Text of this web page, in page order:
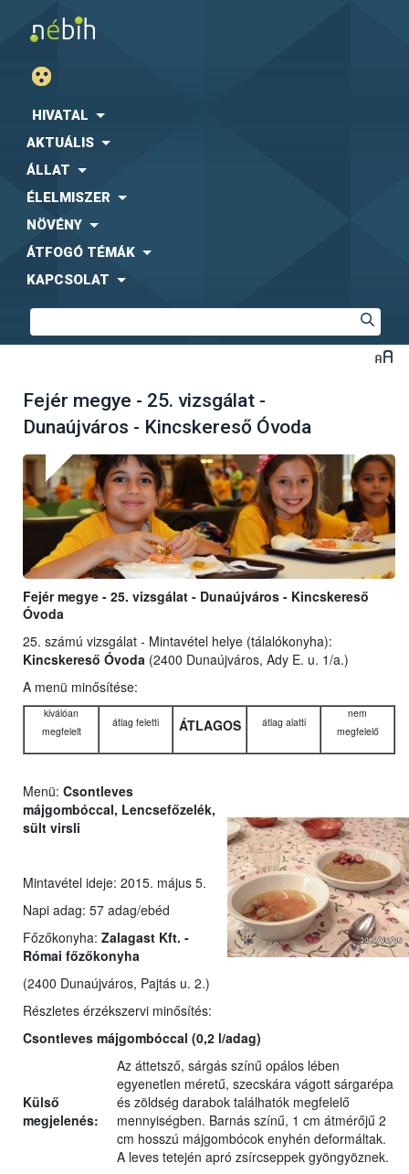
HIVATAL
AKTUÁLIS
ÁLLAT
ÉLELMISZER
NÖVÉNY
ÁTFOGÓ TÉMÁK
KAPCSOLAT
Fejér megye - 25. vizsgálat -
Dunaújváros - Kincskereső Óvoda
Fejér megye - 25. vizsgálat - Dunaújváros - Kincskereső
Óvoda
25. számú vizsgálat - Mintavétel helye (tálalókonyha):
Kincskereső Óvoda (2400 Dunaújváros, Ady E. u. 1/a.)
A menü minősítése:
kiválóan
megfelelt
átlag feletti ÁTLAGOS átlag alatti
nem
megfelelő
Menü: Csontleves
májgombóccal, Lencsefőzelék,
sült virsli
Mintavétel ideje: 2015. május 5.
Napi adag: 57 adag/ebéd
Főzőkonyha: Zalagast Kft. -
Római főzőkonyha
(2400 Dunaújváros, Pajtás u. 2.)
Részletes érzékszervi minősítés:
Csontleves májgombóccal (0,2 l/adag)
Külső
megjelenés:
Az áttetsző, sárgás színű opálos lében
egyenetlen méretű, szecskára vágott sárgarépa
és zöldség darabok találhatók megfelelő
mennyiségben. Barnás színű, 1 cm átmérőjű 2
cm hosszú májgombócok enyhén deformáltak.
A leves tetején apró zsírcseppek gyöngyöznek.